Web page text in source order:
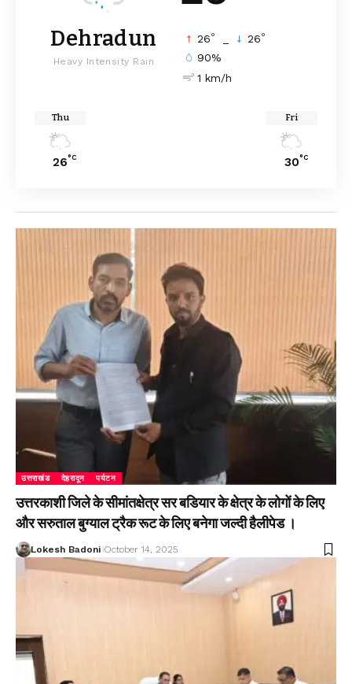
Dehradun
Heavy Intensity Rain
26° 26°
90%
1 km/h
Thu
26°C
Fri
30°C
उत्तराखंड देहरादून पर्यटन
उत्तरकाशी जिले के सीमांतक्षेत्र सर बडियार के क्षेत्र के लोगों के लिए
और सरुताल बुग्याल ट्रैक रूट के लिए बनेगा जल्दी हैलीपेड ।
Lokesh Badoni October 14, 2025